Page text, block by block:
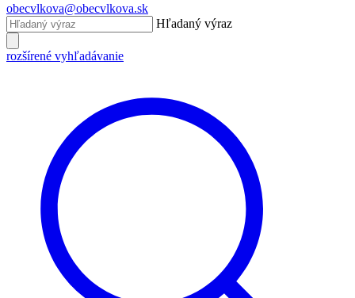
obecvlkova@obecvlkova.sk
Hľadaný výraz
rozšírené vyhľadávanie